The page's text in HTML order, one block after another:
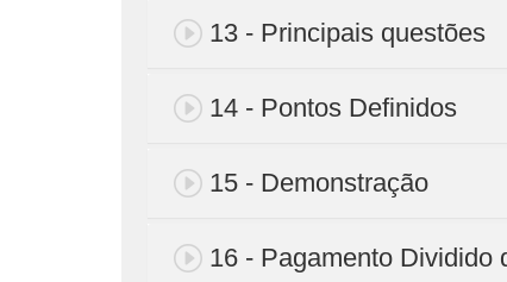
13 - Principais questões
14 - Pontos Definidos
15 - Demonstração
16 - Pagamento Dividido